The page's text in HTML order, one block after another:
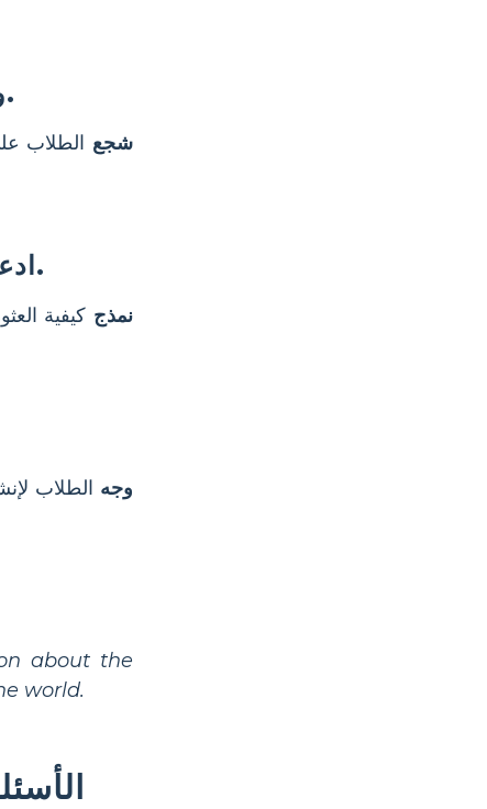
وجه الطلاب للعصف الذهني لأسئلة حول الشخص الذي اختاروه.
شجع الطلاب
ادعم الطلاب في جمع الحقائق باستخدام الموسوعة وموارد أخرى.
نمذج كيفية
وجه الطلاب
about the
world.